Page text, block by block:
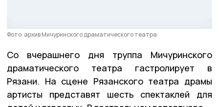
Фото: архив Мичуринского драматического театра
Со вчерашнего дня труппа Мичуринского
драматического театра гастролирует в
Рязани. На сцене Рязанского театра драмы
артисты представят шесть спектаклей для